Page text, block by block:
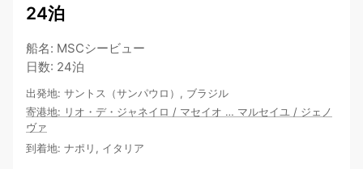
24泊
船名: MSCシービュー
日数: 24泊
出発地: サントス（サンパウロ）, ブラジル
寄港地: リオ・デ・ジャネイロ / マセイオ … マルセイユ / ジェノ
ヴァ
到着地: ナポリ, イタリア